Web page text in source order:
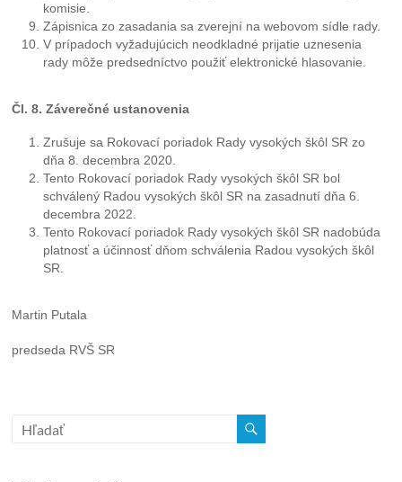
komisie.
Zápisnica zo zasadania sa zverejní na webovom sídle rady.
V prípadoch vyžadujúcich neodkladné prijatie uznesenia
rady môže predsedníctvo použiť elektronické hlasovanie.
Čl. 8. Záverečné ustanovenia
Zrušuje sa Rokovací poriadok Rady vysokých škôl SR zo
dňa 8. decembra 2020.
Tento Rokovací poriadok Rady vysokých škôl SR bol
schválený Radou vysokých škôl SR na zasadnutí dňa 6.
decembra 2022.
Tento Rokovací poriadok Rady vysokých škôl SR nadobúda
platnosť a účinnosť dňom schválenia Radou vysokých škôl
SR.
Martin Putala
predseda RVŠ SR